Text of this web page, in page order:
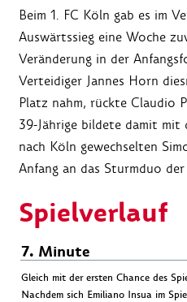
Beim 1. FC Köln gab es im
Auswärtssieg eine Woche
Veränderung in der
Verteidiger Jannes Horn
Platz nahm, rückte Claudio
39-Jährige bildete damit
nach Köln gewechselten
Anfang an das Sturmduo
Spielverlauf
7. Minute
Gleich mit der ersten Chance des
Nachdem sich Emiliano Insua im